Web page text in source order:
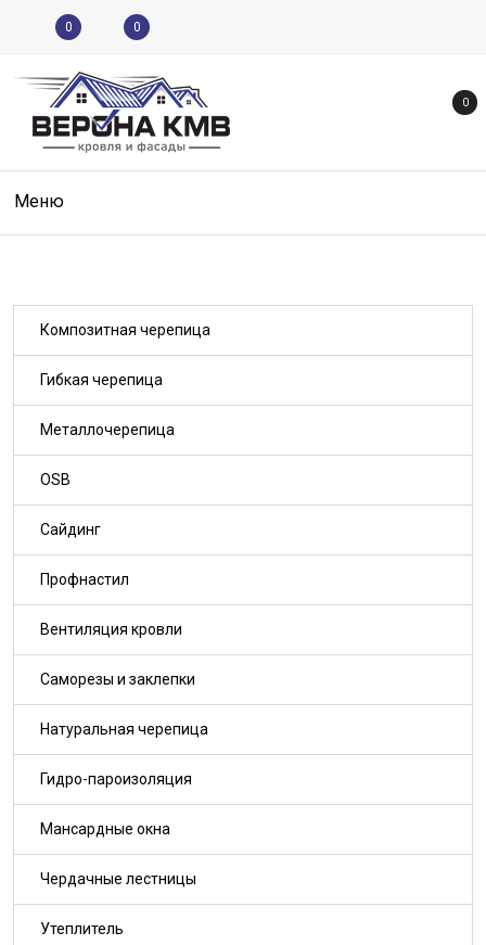
0 0
0
Меню
Композитная черепица
Гибкая черепица
Металлочерепица
OSB
Сайдинг
Профнастил
Вентиляция кровли
Саморезы и заклепки
Натуральная черепица
Гидро-пароизоляция
Мансардные окна
Чердачные лестницы
Утеплитель